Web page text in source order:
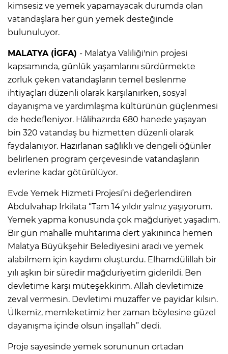
kimsesiz ve yemek yapamayacak durumda olan
vatandaşlara her gün yemek desteğinde
bulunuluyor.
MALATYA (İGFA) - Malatya Valiliği'nin projesi
kapsamında, günlük yaşamlarını sürdürmekte
zorluk çeken vatandaşların temel beslenme
ihtiyaçları düzenli olarak karşılanırken, sosyal
dayanışma ve yardımlaşma kültürünün güçlenmesi
de hedefleniyor. Hâlihazırda 680 hanede yaşayan
bin 320 vatandaş bu hizmetten düzenli olarak
faydalanıyor. Hazırlanan sağlıklı ve dengeli öğünler
belirlenen program çerçevesinde vatandaşların
evlerine kadar götürülüyor.
Evde Yemek Hizmeti Projesi’ni değerlendiren
Abdulvahap İrkilata “Tam 14 yıldır yalnız yaşıyorum.
Yemek yapma konusunda çok mağduriyet yaşadım.
Bir gün mahalle muhtarıma dert yakınınca hemen
Malatya Büyükşehir Belediyesini aradı ve yemek
alabilmem için kaydımı oluşturdu. Elhamdülillah bir
yılı aşkın bir süredir mağduriyetim giderildi. Ben
devletime karşı müteşekkirim. Allah devletimize
zeval vermesin. Devletimi muzaffer ve payidar kılsın.
Ülkemiz, memleketimiz her zaman böylesine güzel
dayanışma içinde olsun inşallah” dedi.
Proje sayesinde yemek sorununun ortadan